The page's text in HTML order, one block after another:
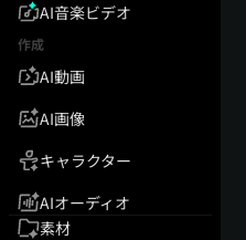
AI音楽ビデオ
作成
AI動画
AI画像
キャラクター
AIオーディオ
素材